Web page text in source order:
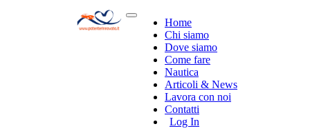
Home
Chi siamo
Dove siamo
Come fare
Nautica
Articoli & News
Lavora con noi
Contatti
Log In